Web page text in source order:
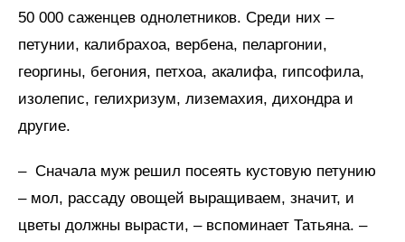
50 000 саженцев однолетников. Среди них –
петунии, калибрахоа, вербена, пеларгонии,
георгины, бегония, петхоа, акалифа, гипсофила,
изолепис, гелихризум, лиземахия, дихондра и
другие.
– Сначала муж решил посеять кустовую петунию
– мол, рассаду овощей выращиваем, значит, и
цветы должны вырасти, – вспоминает Татьяна. –